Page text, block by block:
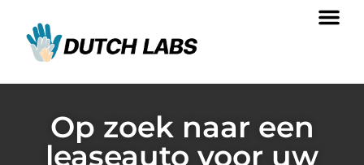
Op zoek naar een
leaseauto voor uw